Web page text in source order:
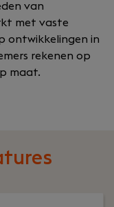
van
met vaste
ontwikkelingen in
rekenen op
maat.